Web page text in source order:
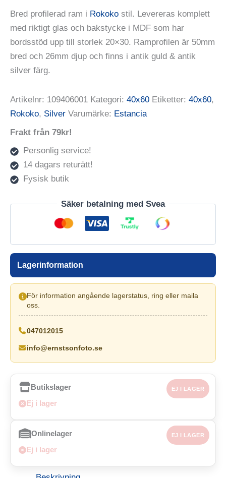
Bred profilerad ram i Rokoko stil. Levereras komplett
med riktigt glas och bakstycke i MDF som har
bordsstöd upp till storlek 20×30. Ramprofilen är 50mm
bred och 26mm djup och finns i antik guld & antik
silver färg.
Artikelnr: 109406001 Kategori: 40x60 Etiketter: 40x60,
Rokoko, Silver Varumärke: Estancia
Frakt från 79kr!
Personlig service!
14 dagars returätt!
Fysisk butik
Säker betalning med Svea
Lagerinformation
För information angående lagerstatus, ring eller maila
oss.
047012015
info@ernstsonfoto.se
Butikslager EJ I LAGER
Ej i lager
Onlinelager EJ I LAGER
Ej i lager